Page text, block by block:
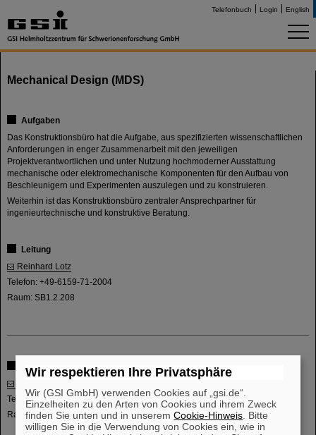
Telefonbuch Login English
Mechanical Design (MDS)
Aufgaben
Das Konstruktionsbüro hat die Aufgabe, aus spezifizierten wissenschaftlichen
Anforderungen in enger Zusammenarbeit mit den jeweiligen
Projektverantwortlichen und unter Nutzung hochmoderner Ausstattung
mechanische oder elektromechanische Komponenten für den Aufbau von
Beschleunigern und Experimenten auszulegen und zu konstruieren.
Weiterhin ist das Konstruktionsbüro zentraler Ansprechpartner für
ingenieurtechnische und konstruktive Beratung.
Leitung
Reinhard Lotz
Telefon: +49-6159-71-2004
Raum: SB1.2.208
Stellvertretende Leitung
Telefon: +49-6159-71-2003
Raum: SB1.2.201
Wir respektieren Ihre Privatsphäre
Wir (GSI GmbH) verwenden Cookies auf „gsi.de“.
Einzelheiten zu den Arten von Cookies und ihrem Zweck
finden Sie unten und in unseremCookie-Hinweis . Bitte
willigen Sie in die Verwendung von Cookies ein, wie in